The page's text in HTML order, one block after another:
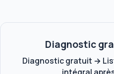
Diagnostic
Diagnostic gratuit →